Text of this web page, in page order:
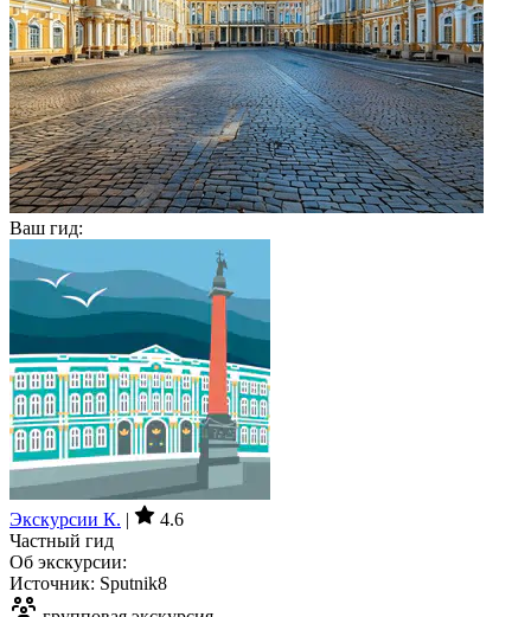
Ваш гид:
Экскурсии К. |
4.6
Частный гид
Об экскурсии:
Источник: Sputnik8